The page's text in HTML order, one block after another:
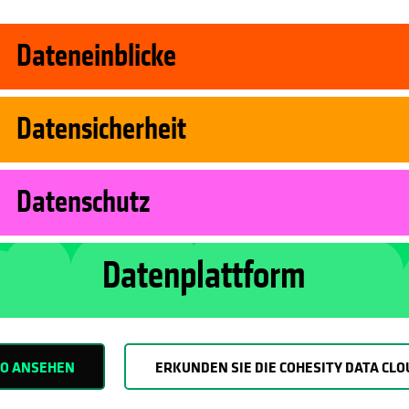
Dateneinblicke
Datensicherheit
Datenschutz
Datenplattform
ANSEHEN ERKUNDEN SIE DIE COHESITY DATA